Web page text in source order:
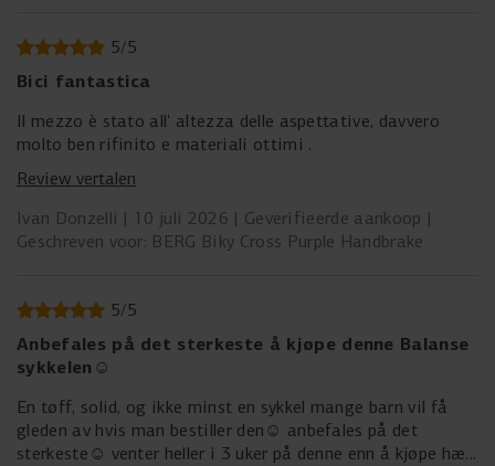
produktbillederne bliver opdateret, så de afspejler cyklens
faktiske udseende.
5/5
Bici fantastica
Il mezzo è stato all' altezza delle aspettative, davvero
molto ben rifinito e materiali ottimi .
Review vertalen
Ivan Donzelli
10 juli 2026
Geverifieerde aankoop
Geschreven voor: BERG Biky Cross Purple Handbrake
5/5
Anbefales på det sterkeste å kjøpe denne Balanse
sykkelen☺️
En tøff, solid, og ikke minst en sykkel mange barn vil få
gleden av hvis man bestiller den☺️ anbefales på det
sterkeste☺️ venter heller i 3 uker på denne enn å kjøpe hær